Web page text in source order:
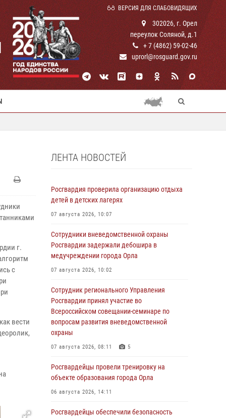
ВЕРСИЯ ДЛЯ СЛАБОВИДЯЩИХ
302026, г. Орел
переулок Соляной, д.1
+ 7 (4862) 59-02-46
uprorl@rosguard.gov.ru
г.
с
вести
ЛЕНТА НОВОСТЕЙ
Росгвардия проверила организацию отдыха
детей в детских лагерях
07 августа 2026, 10:07
Сотрудники вневедомственной охраны
Росгвардии задержали дебошира в
медучреждении города Орла
07 августа 2026, 10:02
Сотрудник регионального Управления
Росгвардии принял участие во
Всероссийском совещании-семинаре по
вопросам развития вневедомственной
охраны
07 августа 2026, 08:11 5
Росгвардейцы провели тренировку на
объекте образования города Орла
06 августа 2026, 14:11
Росгвардейцы обеспечили безопасность